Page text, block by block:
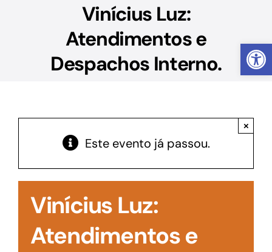
Abrir
Linhas de Crédito
Acesso à Informação
Vinícius Luz:
Atendimentos e
Despachos Interno.
Este evento já passou.
×
Vinícius Luz:
Atendimentos e